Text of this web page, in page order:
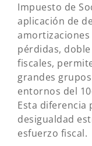
Impuesto de
aplicación de
amortizaciones
pérdidas,
fiscales,
grandes
entornos del
Esta diferencia
desigualdad
esfuerzo fiscal.